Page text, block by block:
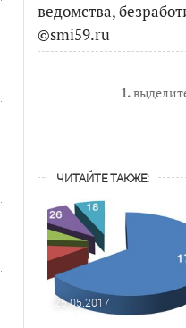
ведомства,
©smi59.ru
1.
ЧИТАЙТЕ ТАКЖЕ:
25.05.2017